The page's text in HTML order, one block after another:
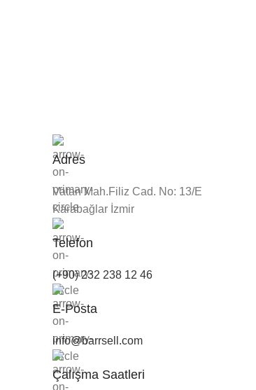
Adres
Vatan Mah.Filiz Cad. No: 13/E
Karabağlar İzmir
Telefon
(+90) 232 238 12 46
E-Posta
info@barrsell.com
Çalışma Saatleri